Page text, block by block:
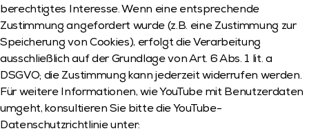
berechtigtes Interesse. Wenn eine entsprechende
Zustimmung angefordert wurde (z.B. eine Zustimmung zur
Speicherung von Cookies), erfolgt die Verarbeitung
ausschließlich auf der Grundlage von Art. 6 Abs. 1 lit. a
DSGVO; die Zustimmung kann jederzeit widerrufen werden.
Für weitere Informationen, wie YouTube mit Benutzerdaten
umgeht, konsultieren Sie bitte die YouTube-
Datenschutzrichtlinie unter: